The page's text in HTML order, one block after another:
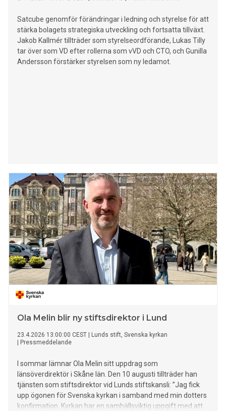
Satcube genomför förändringar i ledning och styrelse för att
stärka bolagets strategiska utveckling och fortsatta tillväxt.
Jakob Kallmér tillträder som styrelseordförande, Lukas Tilly
tar över som VD efter rollerna som vVD och CTO, och Gunilla
Andersson förstärker styrelsen som ny ledamot.
Ola Melin blir ny stiftsdirektor i Lund
23.4.2026 13:00:00 CEST
Lunds stift, Svenska kyrkan
Pressmeddelande
I sommar lämnar Ola Melin sitt uppdrag som
länsöverdirektör i Skåne län. Den 10 augusti tillträder han
tjänsten som stiftsdirektor vid Lunds stiftskansli: ”Jag fick
upp ögonen för Svenska kyrkan i samband med min dotters
konfirmation. Kyrkan har en samhällsviktig uppgift med att